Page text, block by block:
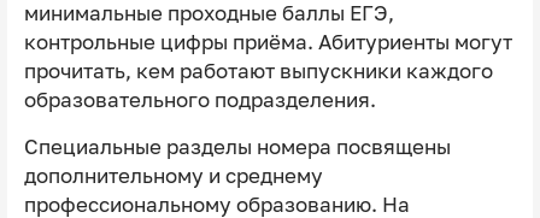
минимальные проходные баллы ЕГЭ,
контрольные цифры приёма. Абитуриенты могут
прочитать, кем работают выпускники каждого
образовательного подразделения.
Специальные разделы номера посвящены
дополнительному и среднему
профессиональному образованию. На